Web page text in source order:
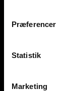
Præferencer
Statistik
Marketing